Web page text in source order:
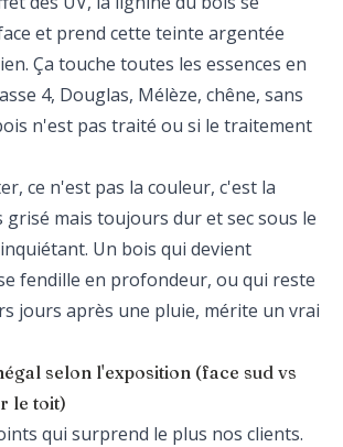
et prend cette teinte argentée
Ça touche toutes les essences en
4, Douglas, Mélèze, chêne, sans
n'est pas traité ou si le traitement
ce n'est pas la couleur, c'est la
mais toujours dur et sec sous le
Un bois qui devient
fendille en profondeur, ou qui reste
jours après une pluie, mérite un vrai
selon l'exposition (face sud vs
le toit)
qui surprend le plus nos clients.